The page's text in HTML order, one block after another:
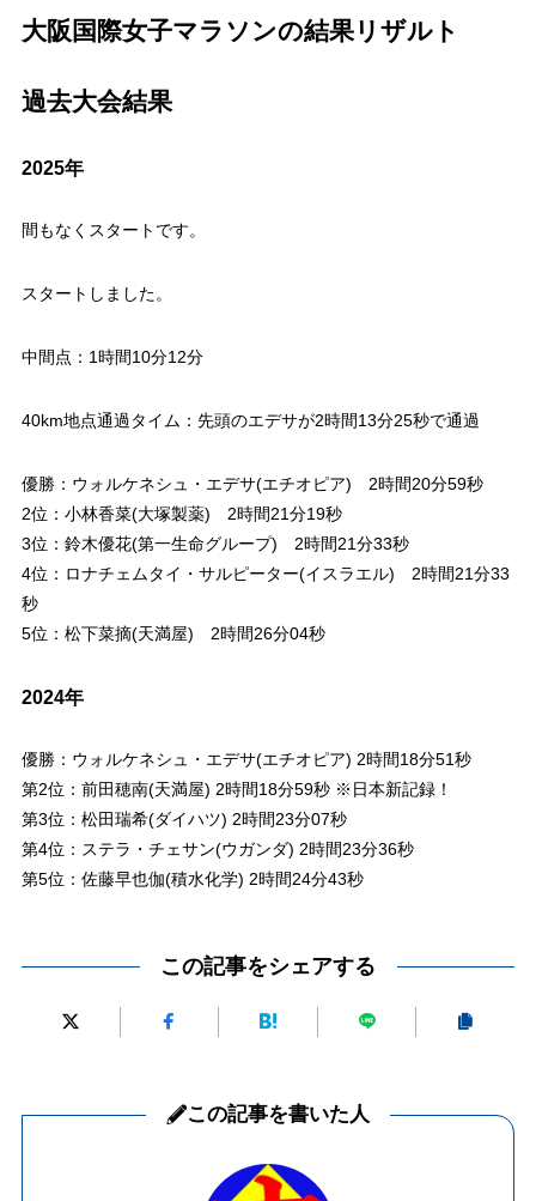
大阪国際女子マラソンの結果リザルト
過去大会結果
2025年
間もなくスタートです。
スタートしました。
中間点：1時間10分12分
40km地点通過タイム：先頭のエデサが2時間13分25秒で通過
優勝：ウォルケネシュ・エデサ(エチオピア) 2時間20分59秒
2位：小林香菜(大塚製薬) 2時間21分19秒
3位：鈴木優花(第一生命グループ) 2時間21分33秒
4位：ロナチェムタイ・サルピーター(イスラエル) 2時間21分33
秒
5位：松下菜摘(天満屋) 2時間26分04秒
2024年
優勝：ウォルケネシュ・エデサ(エチオピア) 2時間18分51秒
第2位：前田穂南(天満屋) 2時間18分59秒 ※日本新記録！
第3位：松田瑞希(ダイハツ) 2時間23分07秒
第4位：ステラ・チェサン(ウガンダ) 2時間23分36秒
第5位：佐藤早也伽(積水化学) 2時間24分43秒
この記事をシェアする
この記事を書いた人